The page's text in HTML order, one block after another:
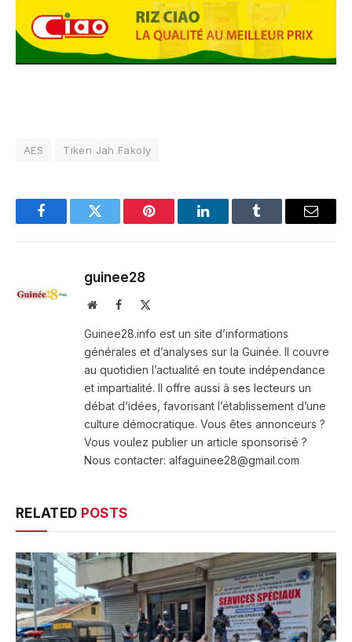
AES Tiken Jah Fakoly
FacebookTwitter Pinterest LinkedInTumblr Email
guinee28
WebsiteFacebook
Guinee28.info est un site d’informations
générales et d’analyses sur la Guinée. Il couvre
au quotidien l’actualité en toute indépendance
et impartialité. Il offre aussi à ses lecteurs un
débat d’idées, favorisant l’établissement d’une
culture démocratique. Vous êtes annonceurs ?
Vous voulez publier un article sponsorisé ?
Nous contacter: alfaguinee28@gmail.com
RELATED POSTS